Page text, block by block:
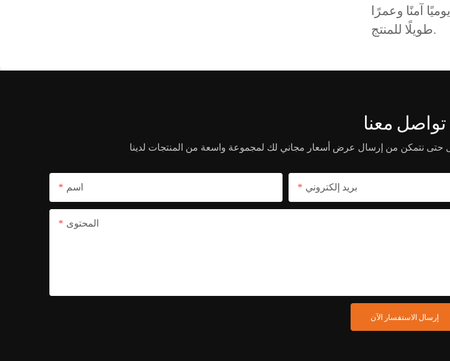
آمنًا وعمرًا
طويلًا للمنتج.
تواصل معنا
اسم بريد إلكتروني
المحتوى
إرسال الاستفسار الآن